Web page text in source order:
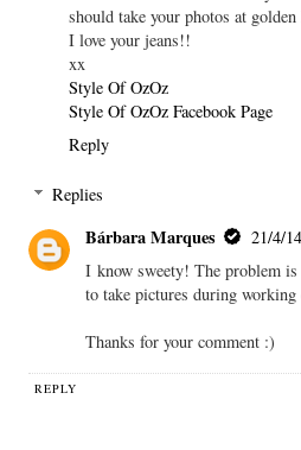
should take your photos at
I love your jeans!!
xx
Style Of OzOz
Style Of OzOz Facebook Page
Reply
Replies
Bárbara Marques
21/4/
I know sweety! The problem
to take pictures during
Thanks for your comment :)
REPLY